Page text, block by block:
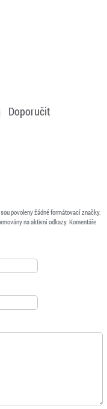
Doporučit
povoleny žádné formátovací značky.
na aktivní odkazy. Komentáře